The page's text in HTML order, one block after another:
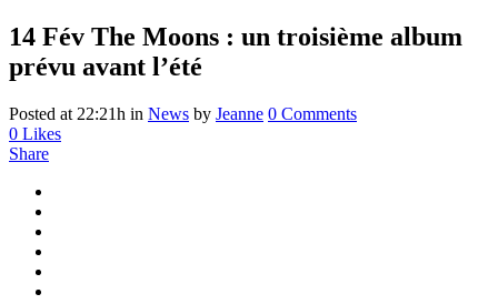
14 Fév The Moons : un troisième album
prévu avant l’été
Posted at 22:21h in News by Jeanne 0 Comments
0 Likes
Share